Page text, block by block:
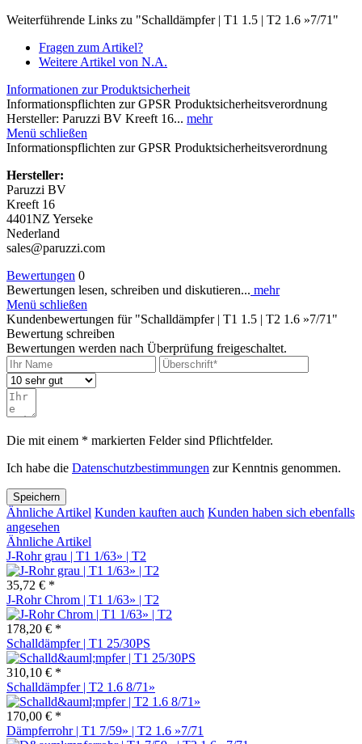
Weiterführende Links zu "Schalldämpfer | T1 1.5 | T2 1.6 »7/71"
Fragen zum Artikel?
Weitere Artikel von N.A.
Informationen zur Produktsicherheit
Informationspflichten zur GPSR Produktsicherheitsverordnung
Hersteller: Paruzzi BV Kreeft 16... mehr
Menü schließen
Informationspflichten zur GPSR Produktsicherheitsverordnung
Hersteller:
Paruzzi BV
Kreeft 16
4401NZ Yerseke
Nederland
sales@paruzzi.com
Bewertungen 0
Bewertungen lesen, schreiben und diskutieren... mehr
Menü schließen
Kundenbewertungen für "Schalldämpfer | T1 1.5 | T2 1.6 »7/71"
Bewertung schreiben
Bewertungen werden nach Überprüfung freigeschaltet.
Die mit einem * markierten Felder sind Pflichtfelder.
Ich habe die Datenschutzbestimmungen zur Kenntnis genommen.
Speichern
Ähnliche Artikel Kunden kauften auch Kunden haben sich ebenfalls
angesehen
Ähnliche Artikel
J-Rohr grau | T1 1/63» | T2
35,72 € *
J-Rohr Chrom | T1 1/63» | T2
178,20 € *
Schalldämpfer | T1 25/30PS
310,10 € *
Schalldämpfer | T2 1.6 8/71»
170,00 € *
Dämpferrohr | T1 7/59» | T2 1.6 »7/71